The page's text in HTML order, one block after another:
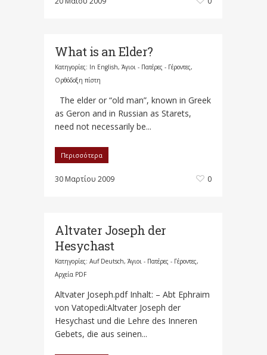
What is an Elder?
Κατηγορίες: In English, Άγιοι - Πατέρες - Γέροντες,
Ορθόδοξη πίστη
The elder or “old man”, known in Greek
as Geron and in Russian as Starets,
need not necessarily be...
Περισσότερα
30 Μαρτίου 2009 0
Altvater Joseph der
Hesychast
Κατηγορίες: Auf Deutsch, Άγιοι - Πατέρες - Γέροντες,
Αρχεία PDF
Altvater Joseph.pdf Inhalt: – Abt Ephraim
von Vatopedi:Altvater Joseph der
Hesychast und die Lehre des Inneren
Gebets, die aus seinen...